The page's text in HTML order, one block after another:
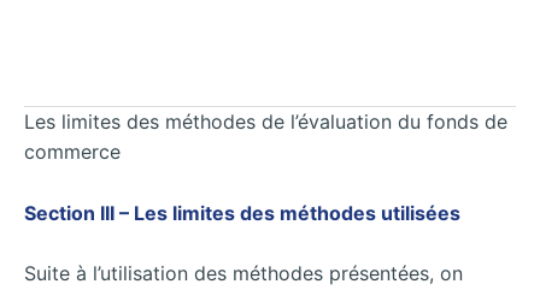
Les limites des méthodes de l’évaluation du fonds de
commerce
Section III – Les limites des méthodes utilisées
Suite à l’utilisation des méthodes présentées, on